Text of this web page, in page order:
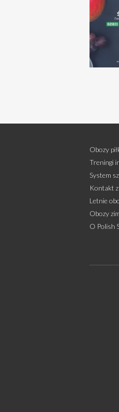
Obozy
Treningi
System
Kontakt
Letnie
Obozy
O Polish